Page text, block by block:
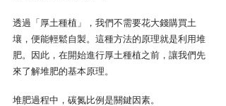
透過「厚土種植」，我們不需要花大錢購買土
壤，便能輕鬆自製。這種方法的原理就是利用堆
肥。因此，在開始進行厚土種植之前，讓我們先
來了解堆肥的基本原理。
堆肥過程中，碳氮比例是關鍵因素。